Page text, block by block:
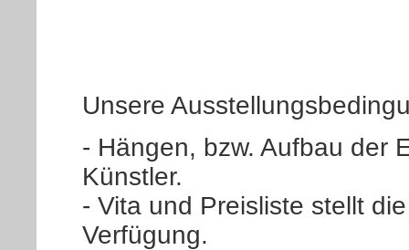
Unsere
- Hängen, bzw. Aufbau der
Künstler.
- Vita und Preisliste stellt
Verfügung.